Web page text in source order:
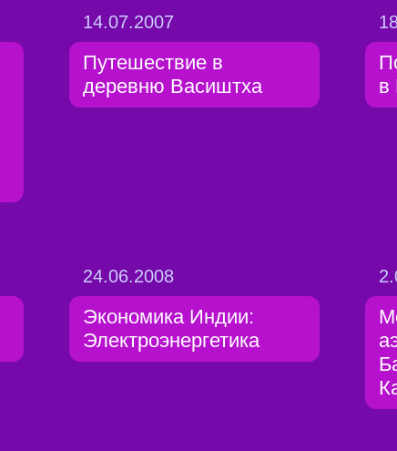
14.07.2007
Путешествие в
деревню Васиштха
в
24.06.2008
Экономика Индии:
Электроэнергетика